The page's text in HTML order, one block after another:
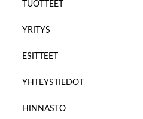
TUOTTEET
YRITYS
ESITTEET
YHTEYSTIEDOT
HINNASTO